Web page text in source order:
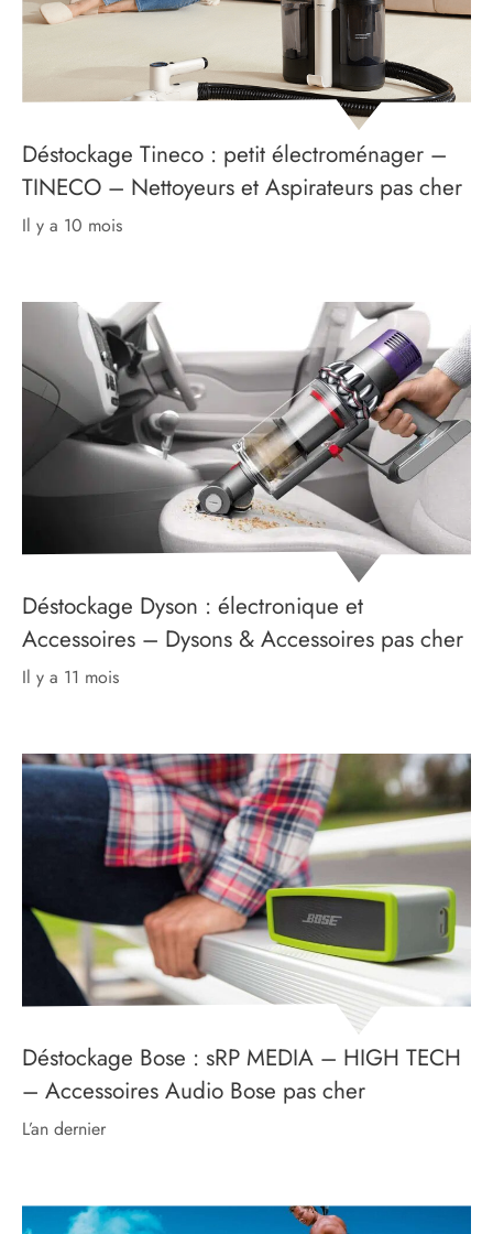
Déstockage Tineco : petit électroménager –
TINECO – Nettoyeurs et Aspirateurs pas cher
il y a 10 mois
Déstockage Dyson : électronique et
Accessoires – Dysons & Accessoires pas cher
il y a 11 mois
Déstockage Bose : sRP MEDIA – HIGH TECH
– Accessoires Audio Bose pas cher
l’an dernier